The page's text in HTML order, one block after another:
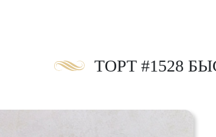
ТОРТ #1528